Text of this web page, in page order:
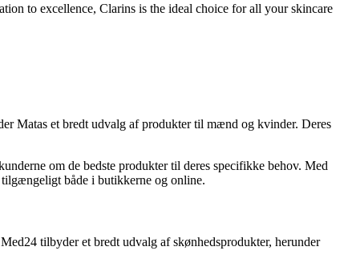
to excellence, Clarins is the ideal choice for all your skincare
Matas et bredt udvalg af produkter til mænd og kvinder. Deres
om de bedste produkter til deres specifikke behov. Med
både i butikkerne og online.
tilbyder et bredt udvalg af skønhedsprodukter, herunder